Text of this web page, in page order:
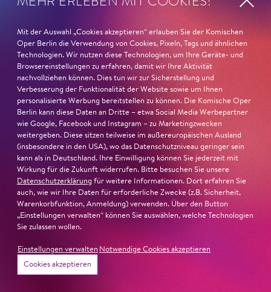
live gehört, und ich finde ihn großartig. Er ist in seiner
Vielseitigkeit ganz toll, er kann sowohl Klassik als auch
Jazz. Und da ich ein wirklicher Jazzliebhaber bin, sollte
unbedingt auch Gershwin – einer meiner absoluten
Hausgötter – in das Programm mit hinein. Und das
Klavierkonzert finde ich in seiner Vielfalt an
Stimmungen absolut berückend. Dem etwas robusten
Anfang mit den Pauken setzt etwas später das zarte
Klavier etwas erwartungsvoll Leuchtendes entgegen, als
wenn ein neuer Tag beginnt in einer Großstadt – neue
Chancen, neues Glück. Es gibt Aufschwünge in diesem
Klavierkonzert, da möchte ich die Arme schmeißen vor
Glück und vor Freude. Das Neujahrskonzert soll auch
unbedingt Freude machen!
Neben dieser Gershwin-Freude gibt es aber auch einen
Programmpunkt, der musikalisch eher in Richtung Neue
Mit der Auswahl „Cookies akzeptieren“ erlauben Sie der Komischen
Oper Berlin die Verwendung von Cookies, Pixeln, Tags und ähnlichen
Technologien. Wir nutzen diese Technologien, um Ihre Geräte- und
Browsereinstellungen zu erfahren, damit wir Ihre Aktivität
nachvollziehen können. Dies tun wir zur Sicherstellung und
Verbesserung der Funktionalität der Website sowie um Ihnen
personalisierte Werbung bereitstellen zu können. Die Komische Oper
Berlin kann diese Daten an Dritte – etwa Social Media Werbepartner
wie Google, Facebook und Instagram – zu Marketingzwecken
weitergeben. Diese sitzen teilweise im außereuropäischen Ausland
(insbesondere in den USA), wo das Datenschutzniveau geringer sein
kann als in Deutschland. Ihre Einwilligung können Sie jederzeit mit
Wirkung für die Zukunft widerrufen. Bitte besuchen Sie unsere
Datenschutzerklärung für weitere Informationen. Dort erfahren Sie
auch, wie wir Ihre Daten für erforderliche Zwecke (z.B. Sicherheit,
Warenkorbfunktion, Anmeldung) verwenden. Über den Button
„Einstellungen verwalten“ können Sie auswählen, welche Technologien
Sie zulassen wollen.
Einstellungen verwalten Notwendige Cookies akzeptieren
Cookies akzeptieren